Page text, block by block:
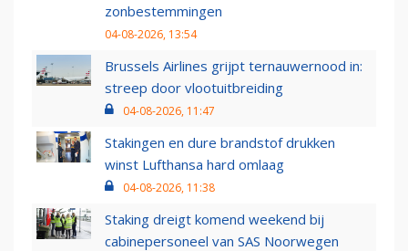
zonbestemmingen
04-08-2026, 13:54
Brussels Airlines grijpt ternauwernood in:
streep door vlootuitbreiding
04-08-2026, 11:47
Stakingen en dure brandstof drukken
winst Lufthansa hard omlaag
04-08-2026, 11:38
Staking dreigt komend weekend bij
cabinepersoneel van SAS Noorwegen